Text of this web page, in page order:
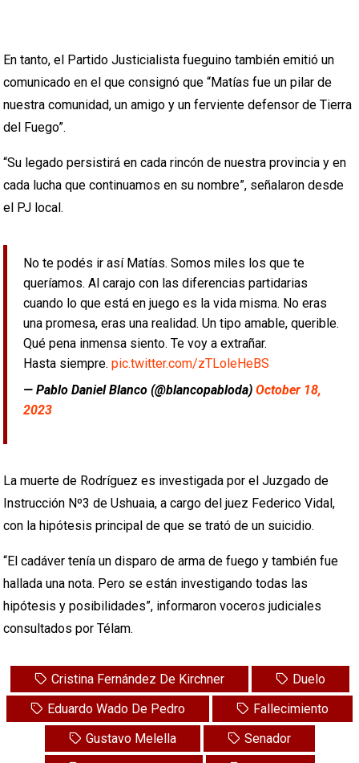
En tanto, el Partido Justicialista fueguino también emitió un
comunicado en el que consignó que “Matías fue un pilar de
nuestra comunidad, un amigo y un ferviente defensor de Tierra
del Fuego”.
“Su legado persistirá en cada rincón de nuestra provincia y en
cada lucha que continuamos en su nombre”, señalaron desde
el PJ local.
No te podés ir así Matías. Somos miles los que te
queríamos. Al carajo con las diferencias partidarias
cuando lo que está en juego es la vida misma. No eras
una promesa, eras una realidad. Un tipo amable, querible.
Qué pena inmensa siento. Te voy a extrañar.
Hasta siempre.pic.twitter.com/zTLoleHeBS
— Pablo Daniel Blanco (@blancopabloda)October 18,
2023
La muerte de Rodríguez es investigada por el Juzgado de
Instrucción Nº3 de Ushuaia, a cargo del juez Federico Vidal,
con la hipótesis principal de que se trató de un suicidio.
“El cadáver tenía un disparo de arma de fuego y también fue
hallada una nota. Pero se están investigando todas las
hipótesis y posibilidades”, informaron voceros judiciales
consultados por Télam.
Cristina Fernández De Kirchner
Duelo
Eduardo Wado De Pedro
Fallecimiento
Gustavo Melella
Senador